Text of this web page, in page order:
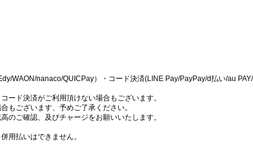
WAON/nanaco/QUICPay）・コード決済(LINE Pay/PayPay/d払い/au
ード決済がご利用頂けない場合もございます。
もございます、予めご了承ください。
のご確認、及びチャージをお願いいたします。
用払いはできません。